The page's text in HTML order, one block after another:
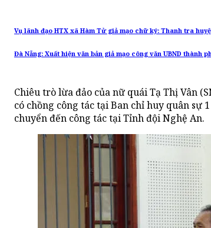
Vụ lãnh đạo HTX xã Hàm Tử giả mạo chữ ký: Thanh tra
Đà Nẵng: Xuất hiện văn bản giả mạo công văn UBND thành
Chiêu trò lừa đảo của nữ quái Tạ Thị Vân
có chồng công tác tại Ban chỉ huy quân sự
chuyển đến công tác tại Tỉnh đội Nghệ An.